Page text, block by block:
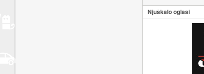
Njuškalo oglasi